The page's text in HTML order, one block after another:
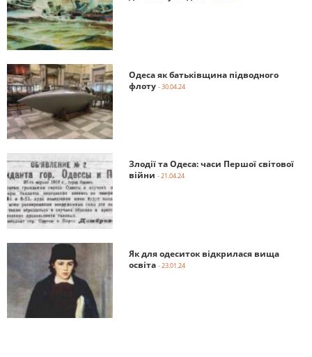
Одеса як батьківщина підводного
флоту - 30.04.24
Злодії та Одеса: часи Першої світової
війни - 21.04.24
Як для одеситок відкрилася вища
освіта - 23.01.24